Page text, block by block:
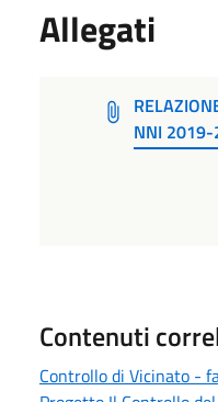
Allegati
NNI
Contenuti
Controllo di Vicinato -